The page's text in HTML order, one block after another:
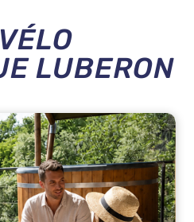
LUBERON